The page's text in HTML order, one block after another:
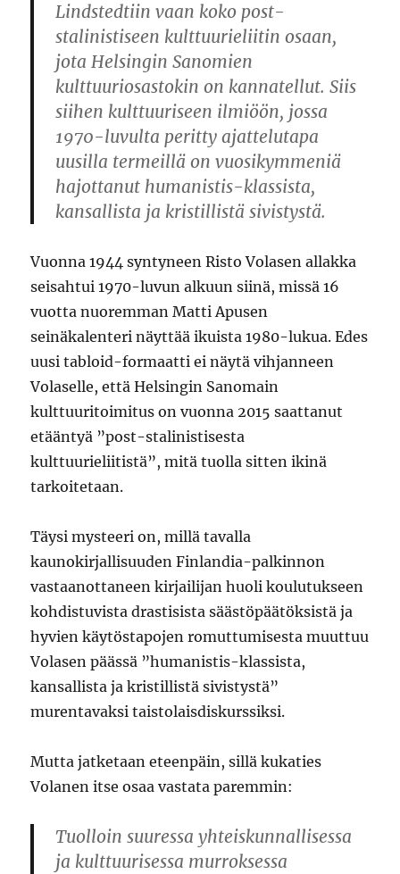
Lindstedtiin vaan koko post-
stalinistiseen kulttuurieliitin osaan,
jota Helsingin Sanomien
kulttuuriosastokin on kannatellut. Siis
siihen kulttuuriseen ilmiöön, jossa
1970-luvulta peritty ajattelutapa
uusilla termeillä on vuosikymmeniä
hajottanut humanistis-klassista,
kansallista ja kristillistä sivistystä.
Vuonna 1944 syntyneen Risto Volasen allakka
seisahtui 1970-luvun alkuun siinä, missä 16
vuotta nuoremman Matti Apusen
seinäkalenteri näyttää ikuista 1980-lukua. Edes
uusi tabloid-formaatti ei näytä vihjanneen
Volaselle, että Helsingin Sanomain
kulttuuritoimitus on vuonna 2015 saattanut
etääntyä ”post-stalinistisesta
kulttuurieliitistä”, mitä tuolla sitten ikinä
tarkoitetaan.
Täysi mysteeri on, millä tavalla
kaunokirjallisuuden Finlandia-palkinnon
vastaanottaneen kirjailijan huoli koulutukseen
kohdistuvista drastisista säästöpäätöksistä ja
hyvien käytöstapojen romuttumisesta muuttuu
Volasen päässä ”humanistis-klassista,
kansallista ja kristillistä sivistystä”
murentavaksi taistolaisdiskurssiksi.
Mutta jatketaan eteenpäin, sillä kukaties
Volanen itse osaa vastata paremmin:
Tuolloin suuressa yhteiskunnallisessa
ja kulttuurisessa murroksessa